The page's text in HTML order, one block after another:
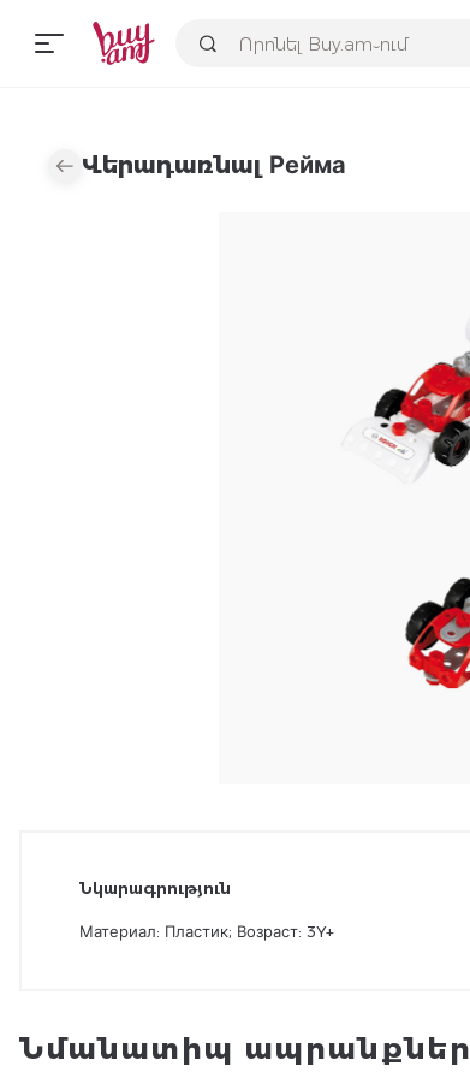
Վերադառնալ Рейма
Նկարագրություն
Материал: Пластик; Возраст: 3Y+
Նմանատիպ ապրանքներ